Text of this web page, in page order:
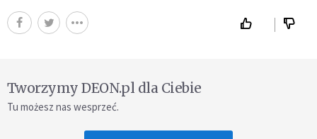
Tworzymy DEON.pl dla Ciebie
Tu możesz nas wesprzeć.